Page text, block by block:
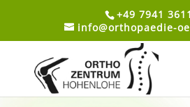
+49 7941
info@orthopaedie-